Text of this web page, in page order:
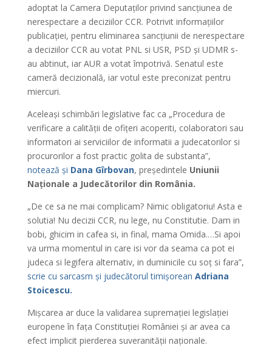
adoptat la Camera Deputaților privind sancțiunea de
nerespectare a deciziilor CCR. Potrivit informațiilor
publicației, pentru eliminarea sancțiunii de nerespectare
a deciziilor CCR au votat PNL si USR, PSD și UDMR s-
au abtinut, iar AUR a votat împotrivă. Senatul este
cameră decizională, iar votul este preconizat pentru
miercuri.
Aceleași schimbări legislative fac ca „Procedura de
verificare a calității de ofițeri acoperiti, colaboratori sau
informatori ai serviciilor de informatii a judecatorilor si
procurorilor a fost practic golita de substanta”,
notează și Dana Gîrbovan, președintele Uniunii
Naționale a Judecătorilor din România.
„De ce sa ne mai complicam? Nimic obligatoriu! Asta e
solutia! Nu decizii CCR, nu lege, nu Constitutie. Dam in
bobi, ghicim in cafea si, in final, mama Omida.…Si apoi
va urma momentul in care isi vor da seama ca pot ei
judeca si legifera alternativ, in duminicile cu soț si fara”,
scrie cu sarcasm și judecătorul timișorean Adriana
Stoicescu.
Mișcarea ar duce la validarea supremației legislației
europene în fața Constituției României și ar avea ca
efect implicit pierderea suveranității naționale.